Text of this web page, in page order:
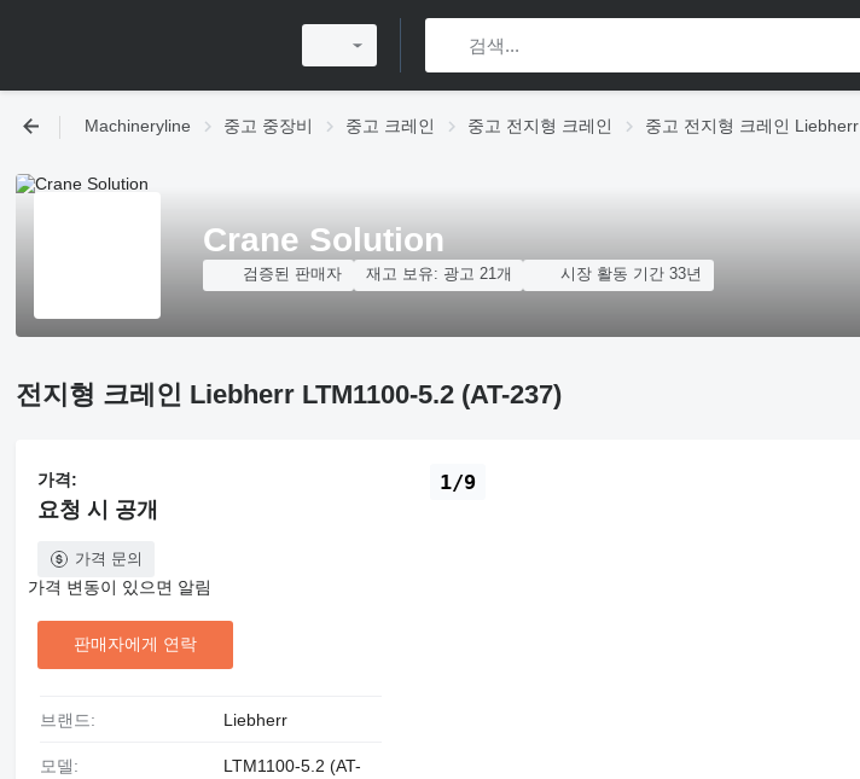
Machineryline 중고 중장비 중고 크레인 중고 전지형 크레인 중고 전지형 크레인 Liebherr
Crane Solution
검증된 판매자 재고 보유: 광고 21개 시장 활동 기간 33년
전지형 크레인 Liebherr LTM1100-5.2 (AT-237)
1/9
가격:
요청 시 공개
가격 문의
가격 변동이 있으면 알림
판매자에게 연락
브랜드: Liebherr
모델:
LTM1100-5.2 (AT-